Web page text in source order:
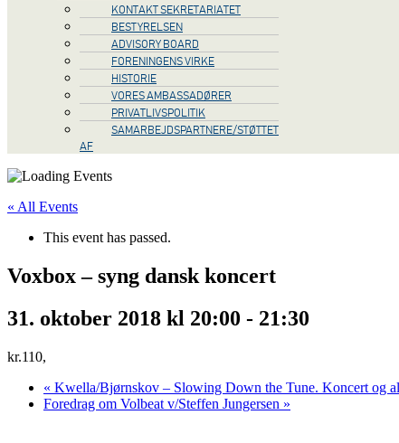
KONTAKT SEKRETARIATET
BESTYRELSEN
ADVISORY BOARD
FORENINGENS VIRKE
HISTORIE
VORES AMBASSADØRER
PRIVATLIVSPOLITIK
SAMARBEJDSPARTNERE/STØTTET
AF
« All Events
This event has passed.
Voxbox – syng dansk koncert
31. oktober 2018 kl 20:00 - 21:30
kr.110,
« Kwella/Bjørnskov – Slowing Down the Tune. Koncert og
Foredrag om Volbeat v/Steffen Jungersen »